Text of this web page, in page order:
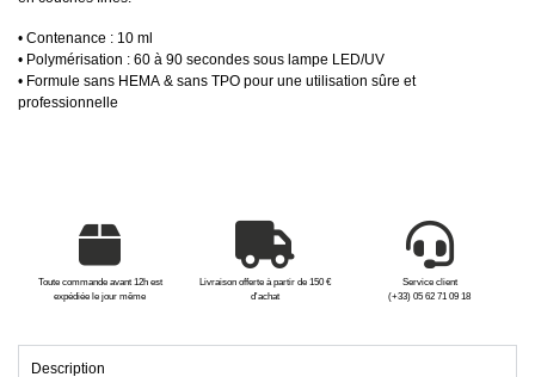
• Contenance : 10 ml
• Polymérisation : 60 à 90 secondes sous lampe LED/UV
• Formule sans HEMA & sans TPO pour une utilisation sûre et
professionnelle
Toute commande avant 12h est
expédiée le jour même
Livraison offerte à partir de 150 €
d'achat
Service client
(+33) 05 62 71 09 18
Description